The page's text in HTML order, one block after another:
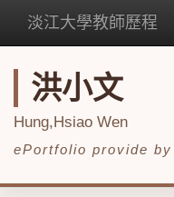
淡江大學教師歷程
洪小文
Hung,Hsiao Wen
ePortfolio provide by